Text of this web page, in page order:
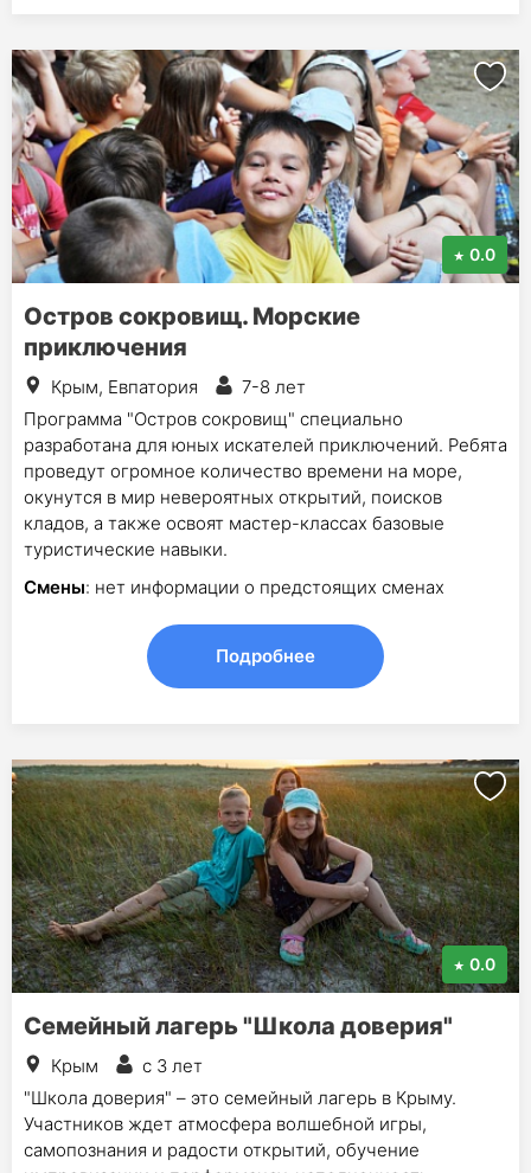
0.0
Остров сокровищ. Морские
приключения
Крым, Евпатория
7-8 лет
Программа "Остров сокровищ" специально
разработана для юных искателей приключений. Ребята
проведут огромное количество времени на море,
окунутся в мир невероятных открытий, поисков
кладов, а также освоят мастер-классах базовые
туристические навыки.
Смены: нет информации о предстоящих сменах
Подробнее
0.0
Семейный лагерь "Школа доверия"
Крым
с 3 лет
"Школа доверия" – это семейный лагерь в Крыму.
Участников ждет атмосфера волшебной игры,
самопознания и радости открытий, обучение